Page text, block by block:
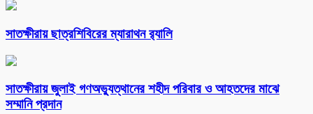
সাতক্ষীরায় ছাত্রশিবিরের ম্যারাথন র‌্যালি
সাতক্ষীরায় জুলাই গণঅভ্যুত্থানের শহীদ পরিবার ও আহতদের মাঝে
সম্মানি প্রদান